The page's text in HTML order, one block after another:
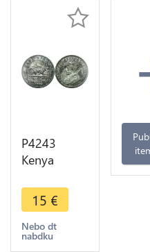
P4243
Kenya
Africa
Shilling
George VI
1924 Silver
15 €
Nebo dt
nabdku